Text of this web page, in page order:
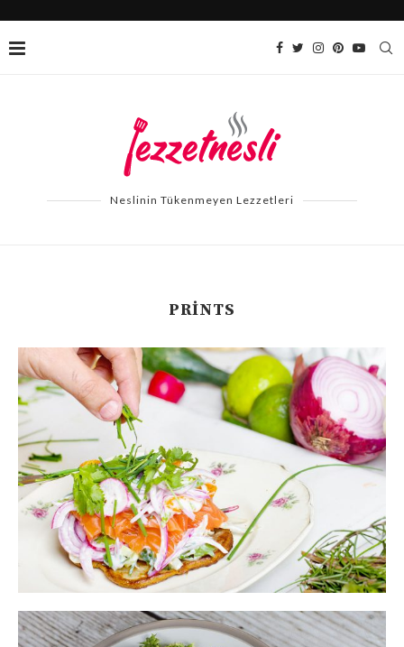
Neslinin Tükenmeyen Lezzetleri
PRINTS